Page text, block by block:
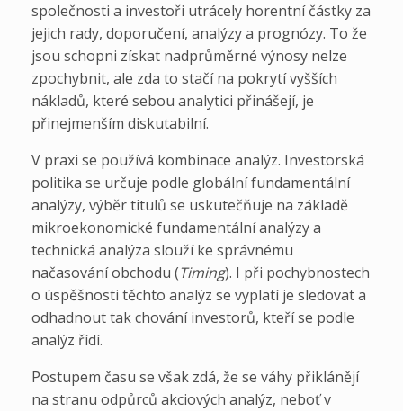
společnosti a investoři utrácely horentní částky za
jejich rady, doporučení, analýzy a prognózy. To že
jsou schopni získat nadprůměrné výnosy nelze
zpochybnit, ale zda to stačí na pokrytí vyšších
nákladů, které sebou analytici přinášejí, je
přinejmenším diskutabilní.
V praxi se používá kombinace analýz. Investorská
politika se určuje podle globální fundamentální
analýzy, výběr titulů se uskutečňuje na základě
mikroekonomické fundamentální analýzy a
technická analýza slouží ke správnému
načasování obchodu (Timing). I při pochybnostech
o úspěšnosti těchto analýz se vyplatí je sledovat a
odhadnout tak chování investorů, kteří se podle
analýz řídí.
Postupem času se však zdá, že se váhy přiklánějí
na stranu odpůrců akciových analýz, neboť v